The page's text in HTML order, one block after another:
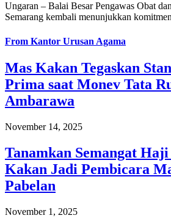
Ungaran – Balai Besar Pengawas Obat
Semarang kembali menunjukkan
From Kantor Urusan Agama
Mas Kakan Tegaskan
Prima saat Monev Tata
Ambarawa
November 14, 2025
Tanamkan Semangat
Kakan Jadi Pembicara
Pabelan
November 1, 2025